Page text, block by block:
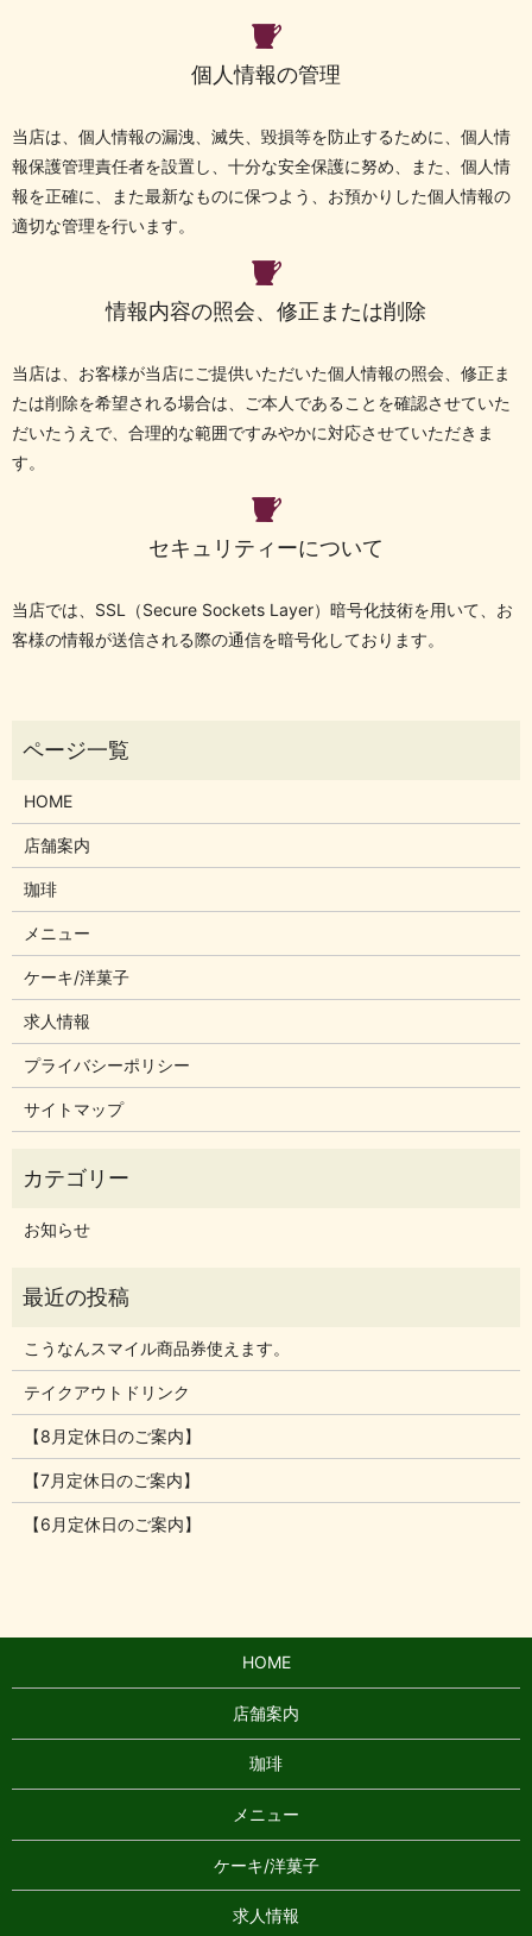
個人情報の管理
当店は、個人情報の漏洩、滅失、毀損等を防止するために、個人情
報保護管理責任者を設置し、十分な安全保護に努め、また、個人情
報を正確に、また最新なものに保つよう、お預かりした個人情報の
適切な管理を行います。
情報内容の照会、修正または削除
当店は、お客様が当店にご提供いただいた個人情報の照会、修正ま
たは削除を希望される場合は、ご本人であることを確認させていた
だいたうえで、合理的な範囲ですみやかに対応させていただきま
す。
セキュリティーについて
当店では、SSL（Secure Sockets Layer）暗号化技術を用いて、お
客様の情報が送信される際の通信を暗号化しております。
HOME
店舗案内
珈琲
メニュー
ケーキ/洋菓子
求人情報
プライバシーポリシー
サイトマップ
お知らせ
こうなんスマイル商品券使えます。
テイクアウトドリンク
【8月定休日のご案内】
【7月定休日のご案内】
【6月定休日のご案内】
HOME
店舗案内
珈琲
メニュー
ケーキ/洋菓子
求人情報